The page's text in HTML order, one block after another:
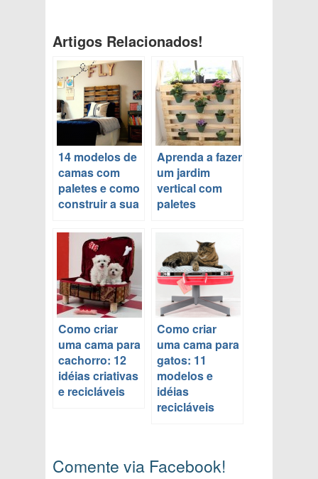
Artigos Relacionados!
14 modelos de
camas com
paletes e como
construir a sua
Aprenda a fazer
um jardim
vertical com
paletes
Como criar
uma cama para
cachorro: 12
idéias criativas
e recicláveis
Como criar
uma cama para
gatos: 11
modelos e
idéias
recicláveis
Comente via Facebook!